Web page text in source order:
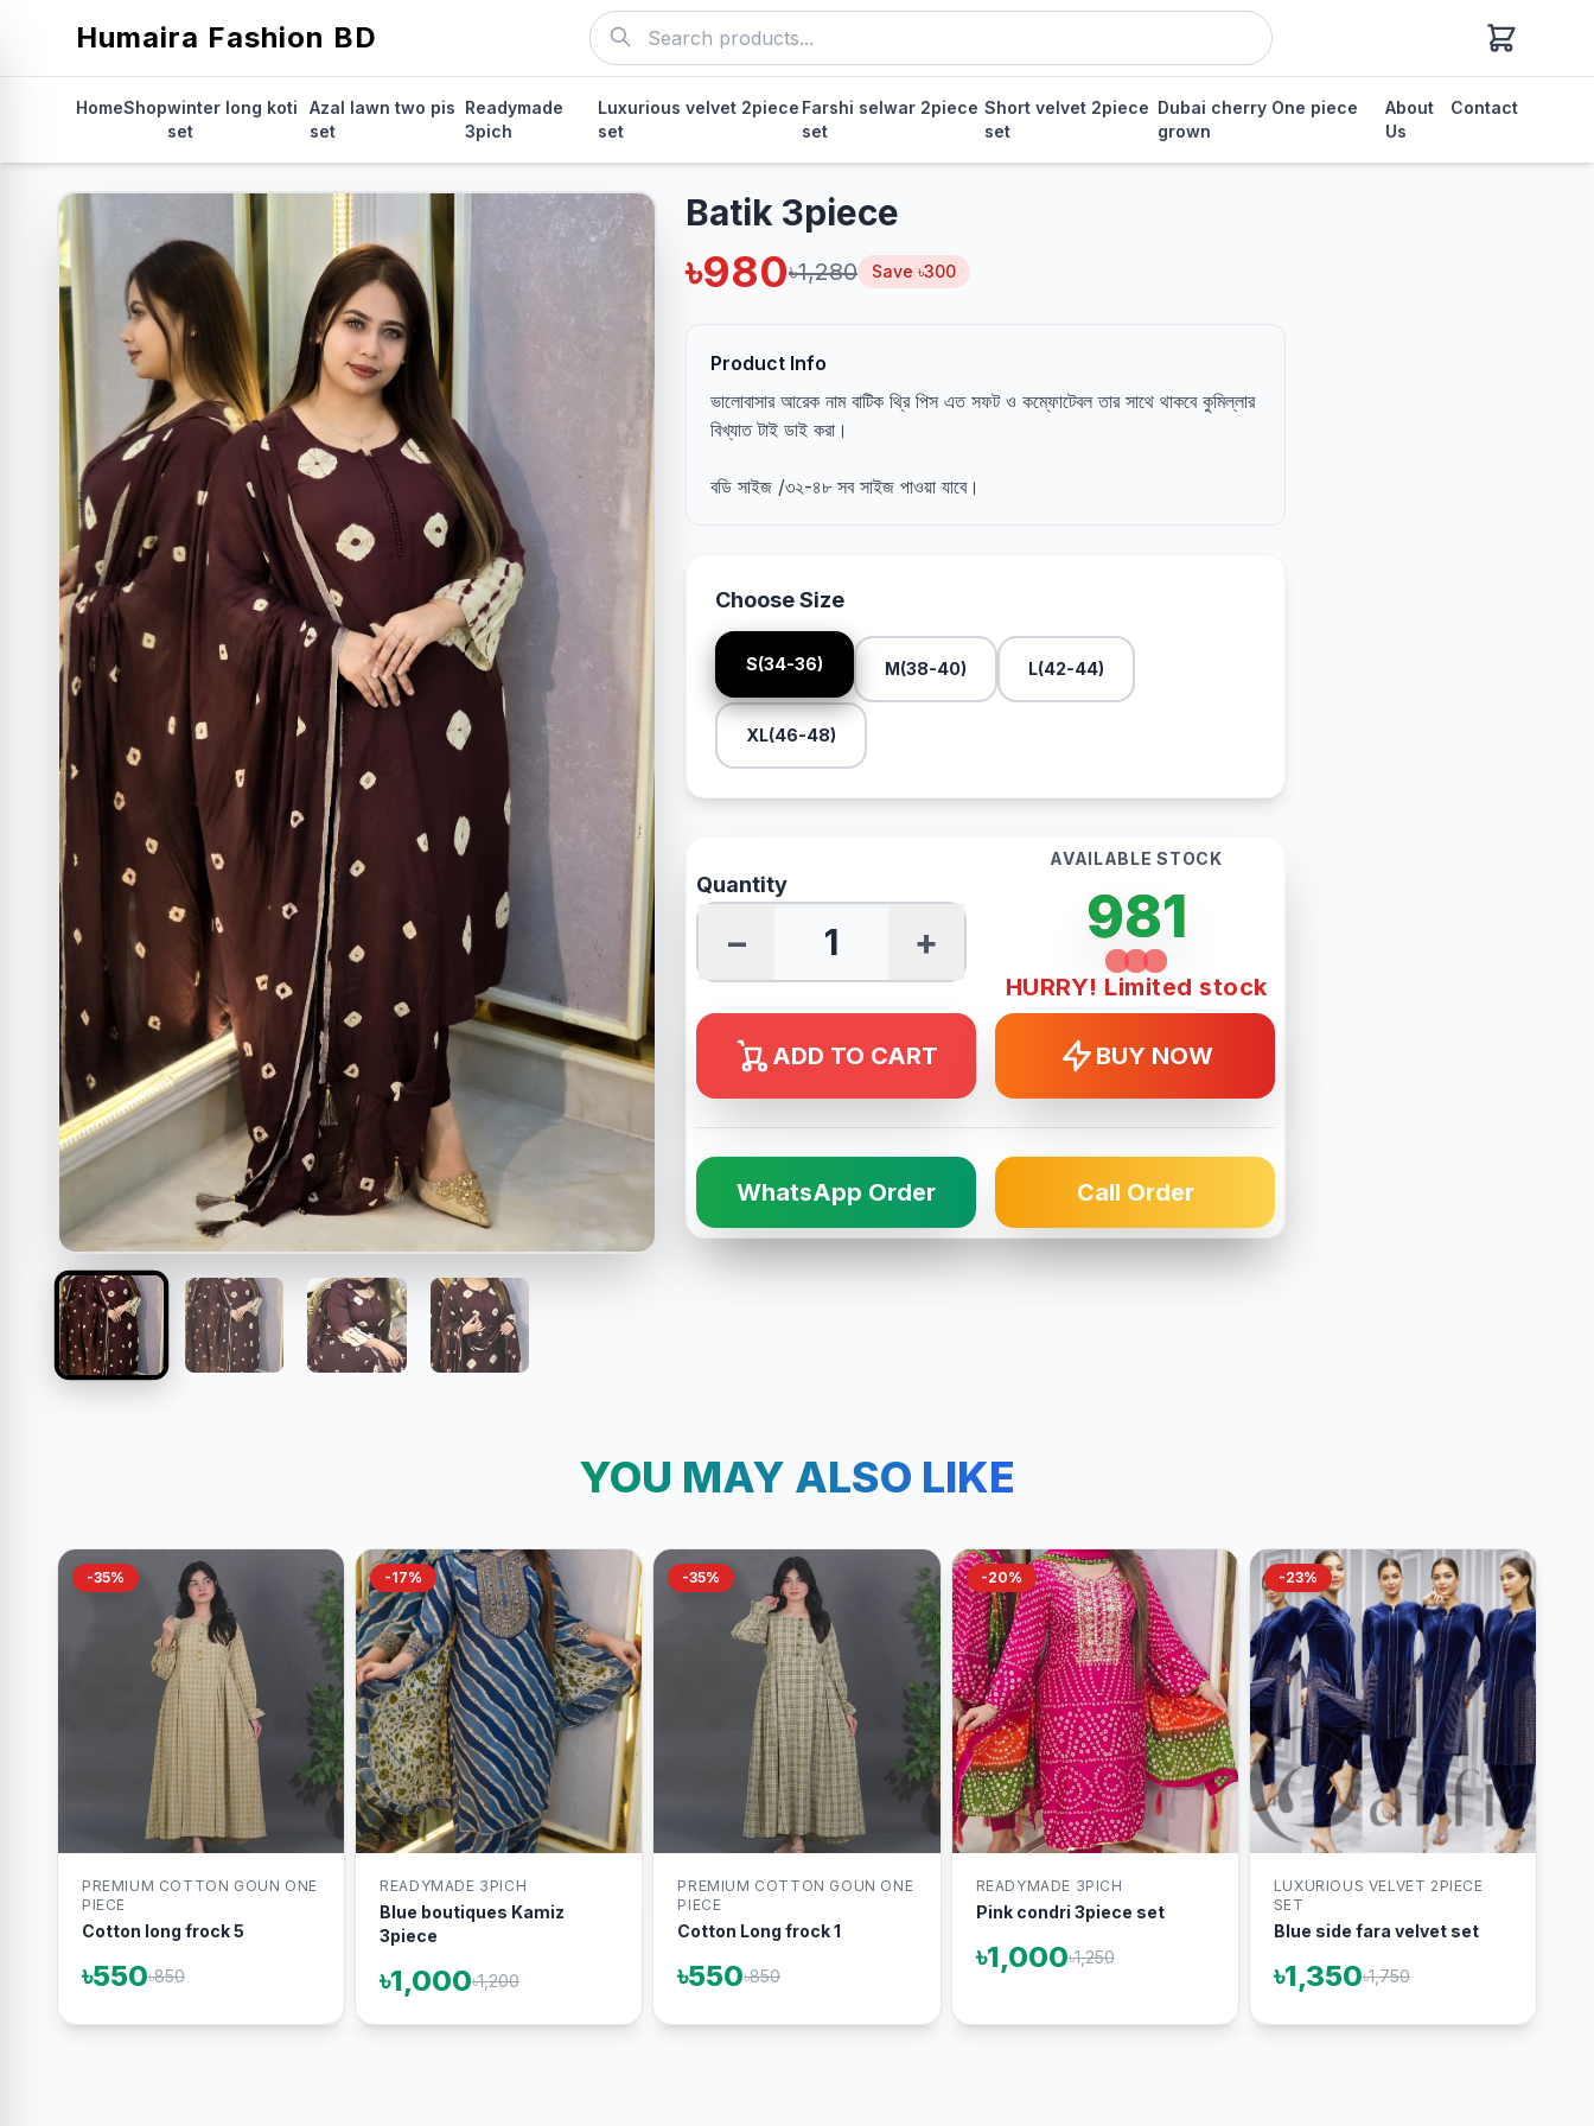
Humaira Fashion BD
HomeShopwinter long koti
set
Azal lawn two pis
set
Readymade
3pich
Luxurious velvet 2piece
set
Farshi selwar 2piece
set
Short velvet 2piece
set
Dubai cherry One piece
grown
About
Us
Contact
Batik 3piece
৳980৳1,280 Save ৳300
Product Info
ভালোবাসার আরেক নাম বাটিক থ্রি পিস এত সফট ও কম্ফোটেবল তার সাথে থাকবে কুমিল্লার
বিখ্যাত টাই ডাই করা।
বডি সাইজ /৩২-৪৮ সব সাইজ পাওয়া যাবে।
Choose Size
S(34-36) M(38-40) L(42-44)
XL(46-48)
Quantity
− +
AVAILABLE STOCK
981
HURRY! Limited stock
ADD TO CART BUY NOW
WhatsApp Order Call Order
YOU MAY ALSO LIKE
-35%
PREMIUM COTTON GOUN ONE
PIECE
Cotton long frock 5
৳550৳850
-17%
READYMADE 3PICH
Blue boutiques Kamiz
3piece
৳1,000৳1,200
-35%
PREMIUM COTTON GOUN ONE
PIECE
Cotton Long frock 1
৳550৳850
-20%
READYMADE 3PICH
Pink condri 3piece set
৳1,000৳1,250
-23%
LUXURIOUS VELVET 2PIECE
SET
Blue side fara velvet set
৳1,350৳1,750